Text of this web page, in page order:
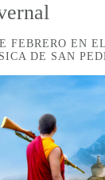
FEBRERO EN
DE SAN